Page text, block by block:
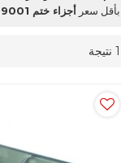
بأقل سعر أجزاء ختم ISO9001
1 نتيجة